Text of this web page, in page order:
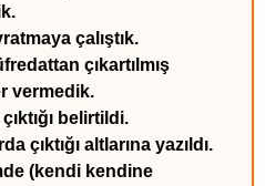
çalıştık.
çıkartılmış
vermedik.
belirtildi.
çıktığı altlarına yazıldı.
(kendi kendine